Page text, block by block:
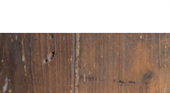
50gスープ50g）は2.5キロくらいの
しております。わんちゃんの体質に
ございます。毎日のお散歩の量、お
たいなど、体型を今後どうしていき
で愛犬の食欲をUPさせるので偏食、
どでぜひ、与えてみてください！ 商
100g 原材料 【チキン×玄米】とり胸
培米）, 舞茸（有機農産物）, 大根（